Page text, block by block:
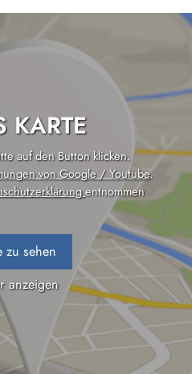
KARTE
auf den Button klicken.
von Google / Youtube.
entnommen
zu sehen
anzeigen